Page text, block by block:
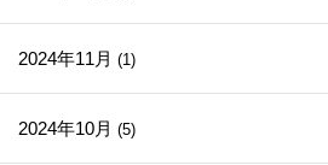
2024年11月 (1)
2024年10月 (5)